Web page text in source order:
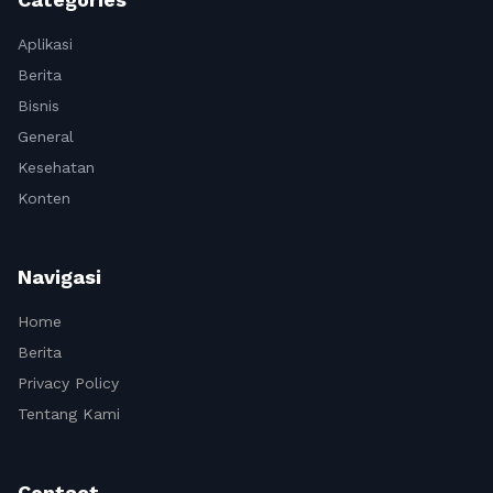
Aplikasi
Berita
Bisnis
General
Kesehatan
Konten
Navigasi
Home
Berita
Privacy Policy
Tentang Kami